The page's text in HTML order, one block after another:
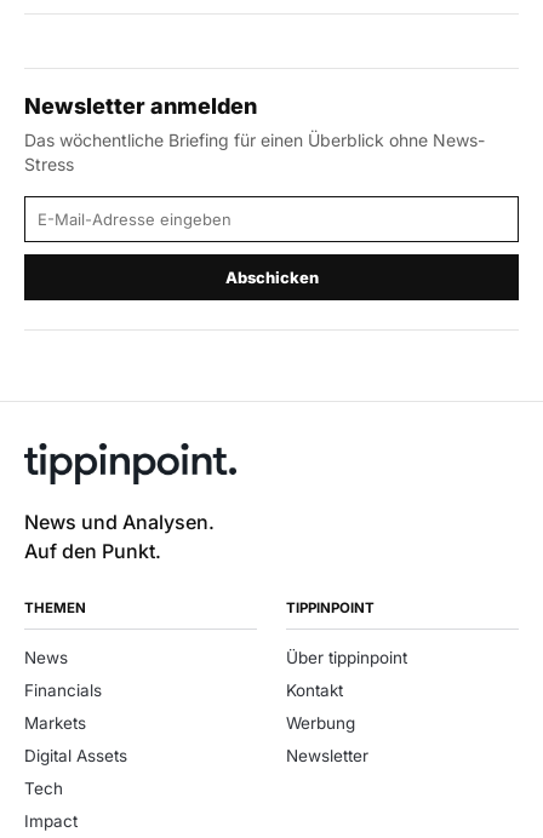
Newsletter anmelden
Das wöchentliche Briefing für einen Überblick ohne News-
Stress
E-Mail-Adresse
Abschicken
News und Analysen.
Auf den Punkt.
THEMEN
News
Financials
Markets
Digital Assets
Tech
Impact
TIPPINPOINT
Über tippinpoint
Kontakt
Werbung
Newsletter